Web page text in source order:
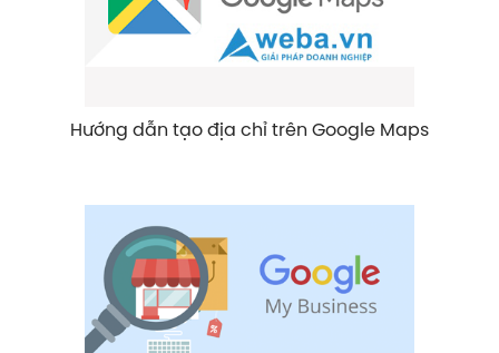
Hướng dẫn tạo địa chỉ trên Google Maps